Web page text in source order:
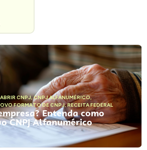
ABRIR CNPJ,CNPJ ALFANUMÉRICO,
FORMATO DE CNPJ,RECEITA FEDERAL
Entenda como
CNPJ Alfanumérico